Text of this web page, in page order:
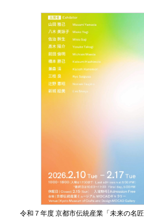
令和７年度 京都市伝統産業「未来の名